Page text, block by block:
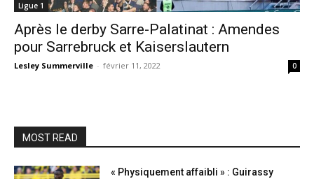
Ligue 1
Après le derby Sarre-Palatinat : Amendes
pour Sarrebruck et Kaiserslautern
Lesley Summerville - février 11, 2022 0
MOST READ
« Physiquement affaibli » : Guirassy